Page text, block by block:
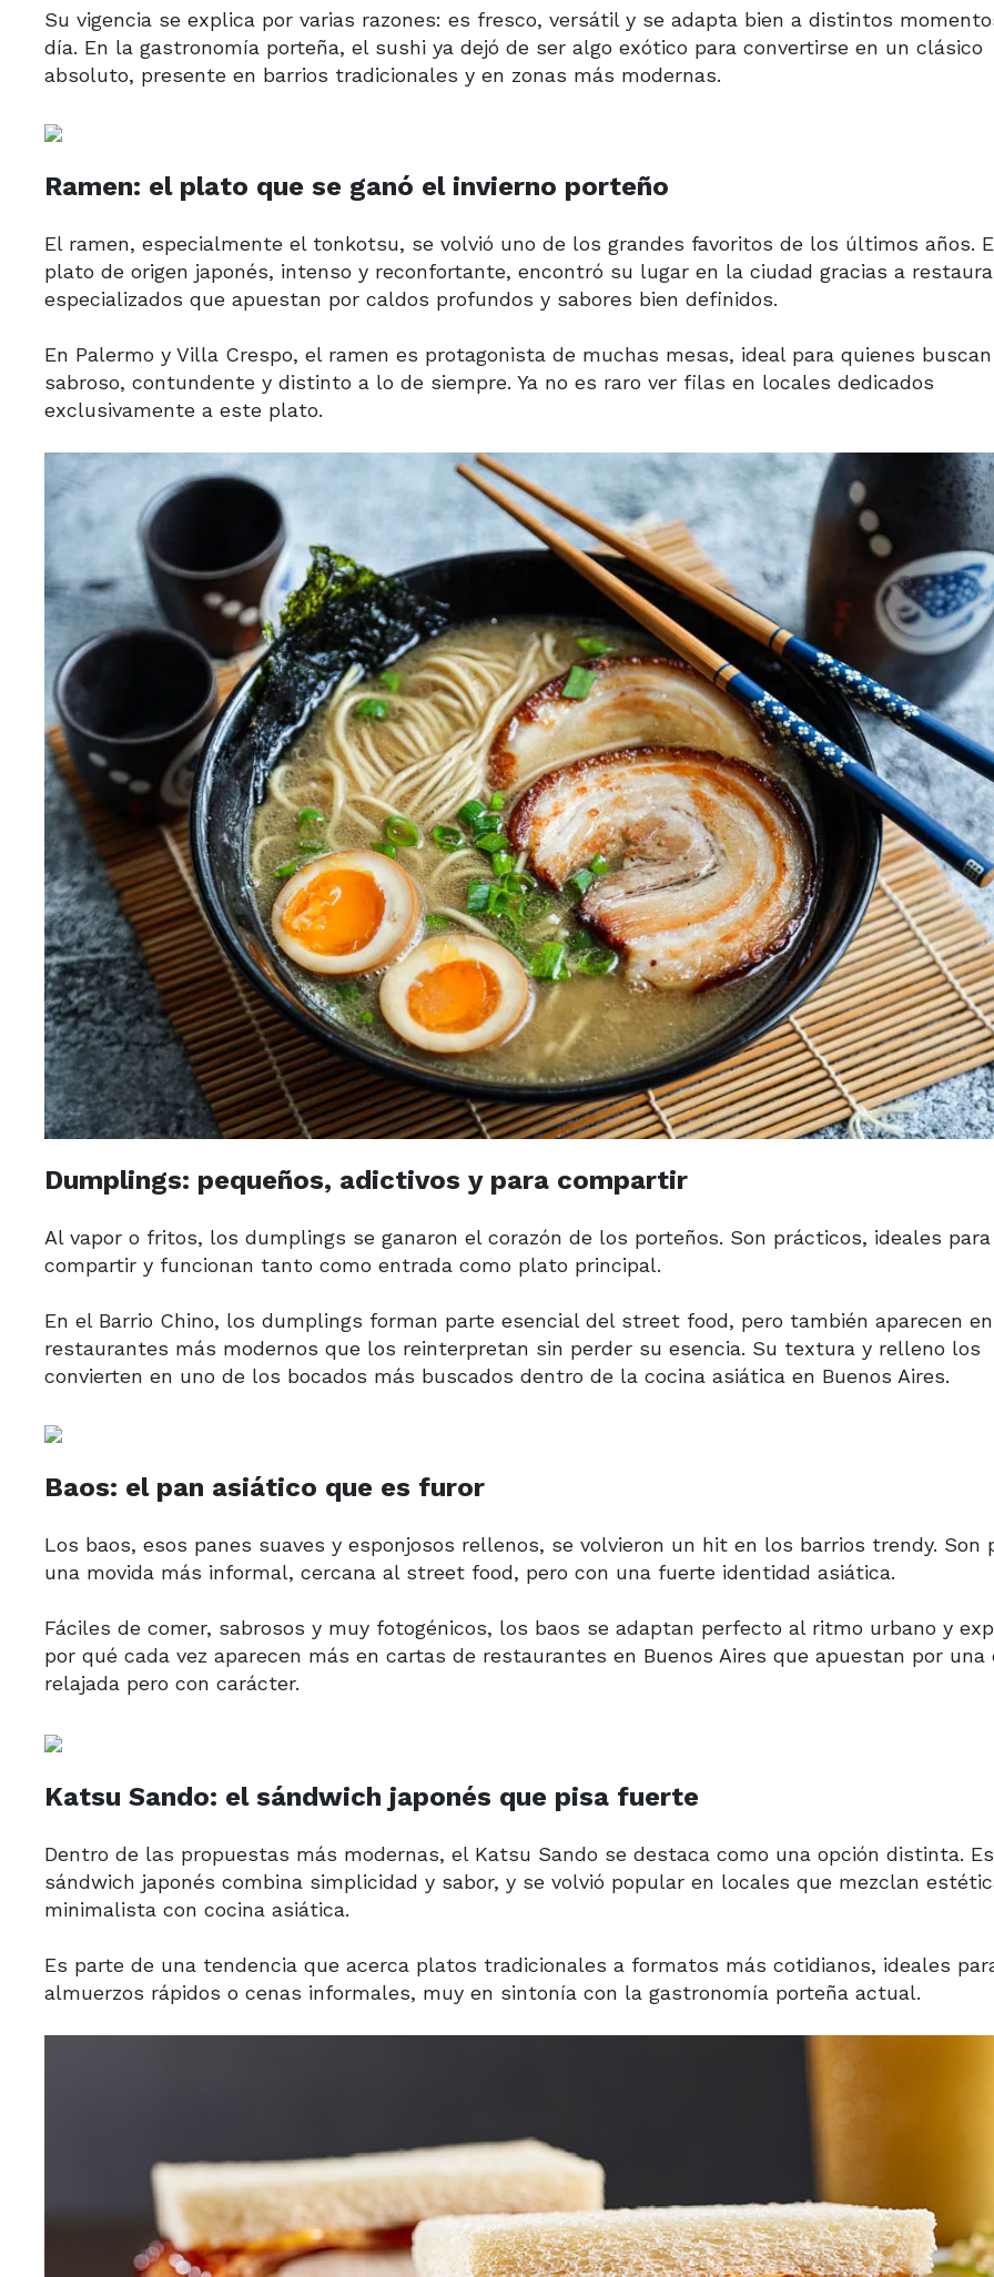
Su vigencia se explica por varias razones: es fresco, versátil y se adapta bien a distintos
día. En la gastronomía porteña, el sushi ya dejó de ser algo exótico para convertirse en un clásico
absoluto, presente en barrios tradicionales y en zonas más modernas.
Ramen: el plato que se ganó el invierno porteño
El ramen, especialmente el tonkotsu, se volvió uno de los grandes favoritos de los últimos años.
plato de origen japonés, intenso y reconfortante, encontró su lugar en la ciudad gracias a
especializados que apuestan por caldos profundos y sabores bien definidos.
En Palermo y Villa Crespo, el ramen es protagonista de muchas mesas, ideal para quienes
sabroso, contundente y distinto a lo de siempre. Ya no es raro ver filas en locales dedicados
exclusivamente a este plato.
Dumplings: pequeños, adictivos y para compartir
Al vapor o fritos, los dumplings se ganaron el corazón de los porteños. Son prácticos, ideales para
compartir y funcionan tanto como entrada como plato principal.
En el Barrio Chino, los dumplings forman parte esencial del street food, pero también aparecen en
restaurantes más modernos que los reinterpretan sin perder su esencia. Su textura y relleno los
convierten en uno de los bocados más buscados dentro de la cocina asiática en Buenos Aires.
Baos: el pan asiático que es furor
Los baos, esos panes suaves y esponjosos rellenos, se volvieron un hit en los barrios trendy. Son
una movida más informal, cercana al street food, pero con una fuerte identidad asiática.
Fáciles de comer, sabrosos y muy fotogénicos, los baos se adaptan perfecto al ritmo urbano y
por qué cada vez aparecen más en cartas de restaurantes en Buenos Aires que apuestan por una
relajada pero con carácter.
Katsu Sando: el sándwich japonés que pisa fuerte
Dentro de las propuestas más modernas, el Katsu Sando se destaca como una opción distinta.
sándwich japonés combina simplicidad y sabor, y se volvió popular en locales que mezclan
minimalista con cocina asiática.
Es parte de una tendencia que acerca platos tradicionales a formatos más cotidianos, ideales
almuerzos rápidos o cenas informales, muy en sintonía con la gastronomía porteña actual.